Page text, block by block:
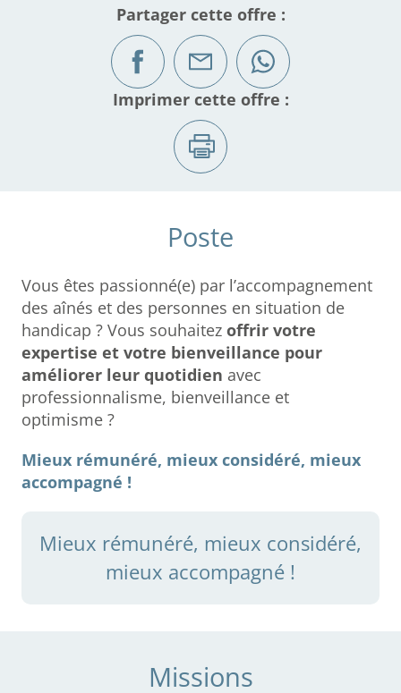
Partager cette offre :
Imprimer cette offre :
Poste
Vous êtes passionné(e) par l’accompagnement
des aînés et des personnes en situation de
handicap ? Vous souhaitez offrir votre
expertise et votre bienveillance pour
améliorer leur quotidien avec
professionnalisme, bienveillance et
optimisme ?
Mieux rémunéré, mieux considéré, mieux
accompagné !
Mieux rémunéré, mieux considéré,
mieux accompagné !
Missions